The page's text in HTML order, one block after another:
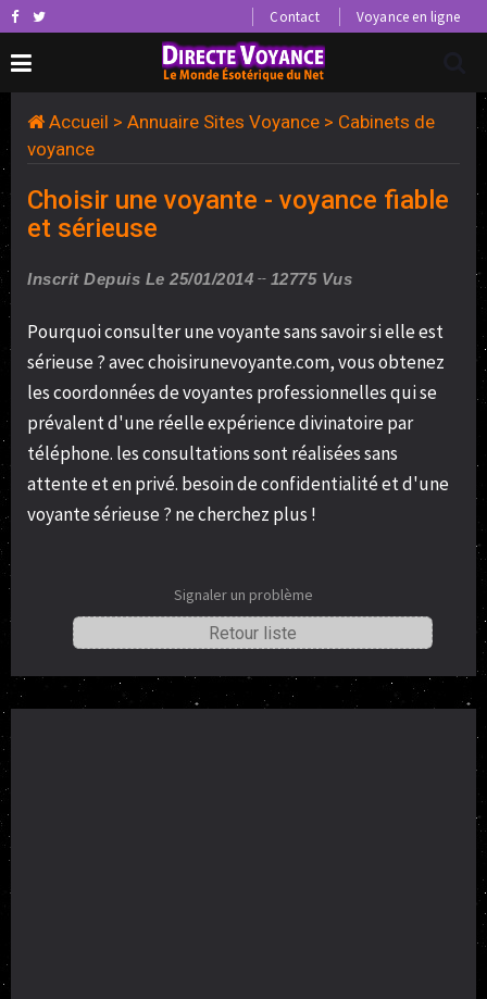
Contact Voyance en ligne
Accueil > Annuaire Sites Voyance > Cabinets de
voyance
Choisir une voyante - voyance fiable
et sérieuse
Inscrit Depuis Le 25/01/2014 12775 Vus
Pourquoi consulter une voyante sans savoir si elle est
sérieuse ? avec choisirunevoyante.com, vous obtenez
les coordonnées de voyantes professionnelles qui se
prévalent d'une réelle expérience divinatoire par
téléphone. les consultations sont réalisées sans
attente et en privé. besoin de confidentialité et d'une
voyante sérieuse ? ne cherchez plus !
Signaler un problème
Retour liste